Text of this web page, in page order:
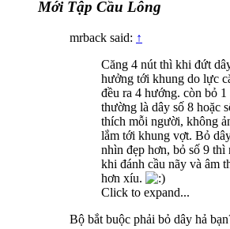
Mới Tập Cầu Lông
mrback said: ↑
Căng 4 nút thì khi đứt
hưởng tới khung do lực
đều ra 4 hướng. còn bỏ 1
thường là dây số 8 hoặc
thích mỗi người, không
lắm tới khung vợt. Bỏ
nhìn đẹp hơn, bỏ số 9 thì
khi đánh cầu nãy và âm
hơn xíu.
Click to expand...
Bộ bắt buộc phải bỏ dây hả